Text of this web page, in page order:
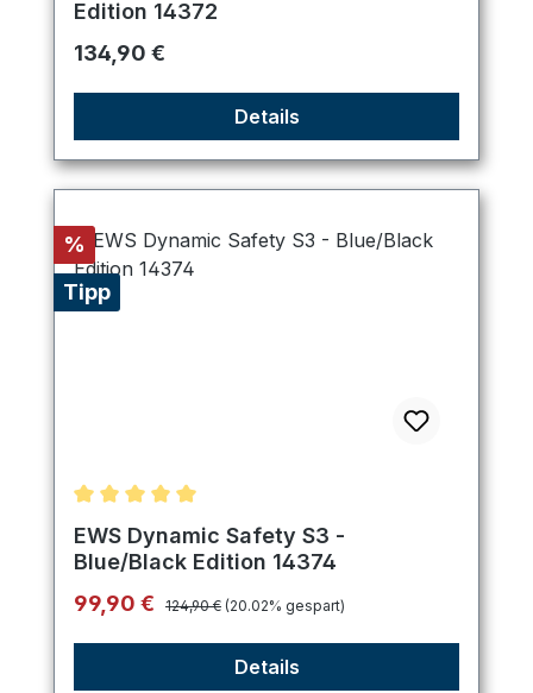
Edition 14372
Regulärer Preis:
134,90 €
Details
Rabatt
%
Tipp
Durchschnittliche Bewertung von 5 von 5 Sternen
EWS Dynamic Safety S3 -
Blue/Black Edition 14374
Verkaufspreis:
99,90 € Regulärer Preis:
124,90 € (20.02% gespart)
Details